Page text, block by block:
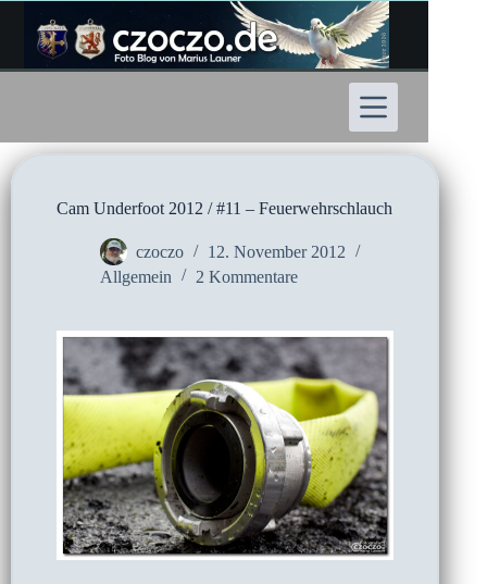
Inhalt
springen
Cam Underfoot 2012 / #11 – Feuerwehrschlauch
czoczo
12. November 2012
Allgemein
2 Kommentare